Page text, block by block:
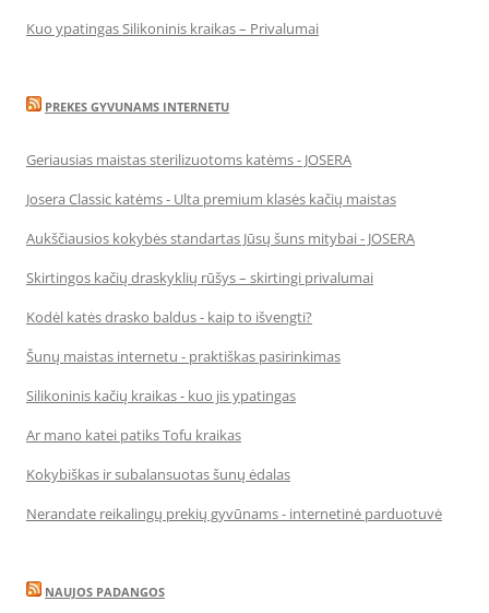
Kuo ypatingas Silikoninis kraikas – Privalumai
PREKES GYVUNAMS INTERNETU
Geriausias maistas sterilizuotoms katėms - JOSERA
Josera Classic katėms - Ulta premium klasės kačių maistas
Aukščiausios kokybės standartas Jūsų šuns mitybai - JOSERA
Skirtingos kačių draskyklių rūšys – skirtingi privalumai
Kodėl katės drasko baldus - kaip to išvengti?
Šunų maistas internetu - praktiškas pasirinkimas
Silikoninis kačių kraikas - kuo jis ypatingas
Ar mano katei patiks Tofu kraikas
Kokybiškas ir subalansuotas šunų ėdalas
Nerandate reikalingų prekių gyvūnams - internetinė parduotuvė
NAUJOS PADANGOS